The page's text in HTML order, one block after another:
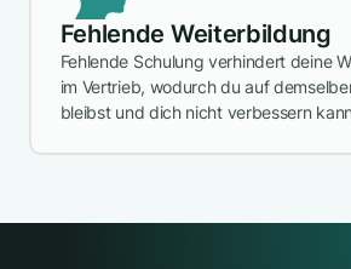
Fehlende Weiterbildung
Fehlende Schulung verhindert deine
im Vertrieb, wodurch du auf
bleibst und dich nicht verbessern